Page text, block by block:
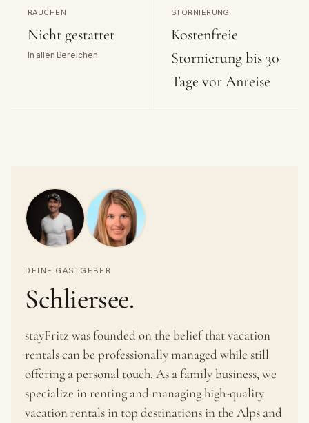
RAUCHEN
Nicht gestattet
In allen Bereichen
STORNIERUNG
Kostenfreie
Stornierung bis 30
Tage vor Anreise
DEINE GASTGEBER
Schliersee.
stayFritz was founded on the belief that vacation
rentals can be professionally managed while still
offering a personal touch. As a family business, we
specialize in renting and managing high-quality
vacation rentals in top destinations in the Alps and